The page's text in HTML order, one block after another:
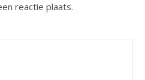
reactie plaats.